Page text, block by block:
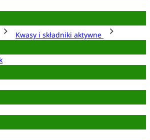
Kwasy i składniki aktywne